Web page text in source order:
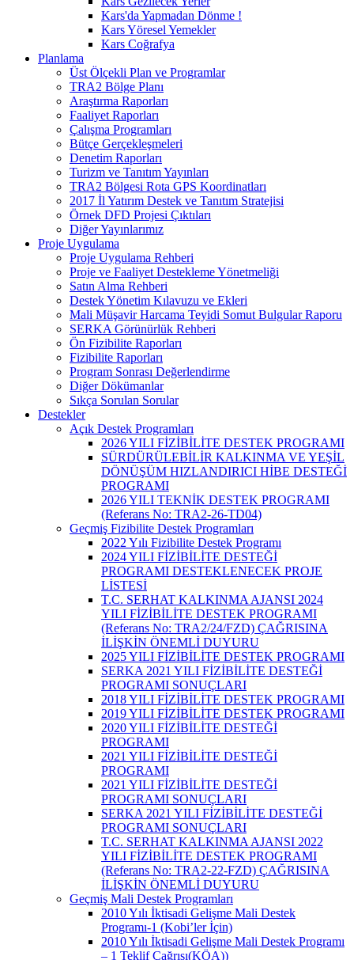
Kars'da Yapmadan Dönme !
Kars Yöresel Yemekler
Kars Coğrafya
Planlama
Üst Ölçekli Plan ve Programlar
TRA2 Bölge Planı
Araştırma Raporları
Faaliyet Raporları
Çalışma Programları
Bütçe Gerçekleşmeleri
Denetim Raporları
Turizm ve Tanıtım Yayınları
TRA2 Bölgesi Rota GPS Koordinatları
2017 İl Yatırım Destek ve Tanıtım Stratejisi
Örnek DFD Projesi Çıktıları
Diğer Yayınlarımız
Proje Uygulama
Proje Uygulama Rehberi
Proje ve Faaliyet Destekleme Yönetmeliği
Satın Alma Rehberi
Destek Yönetim Kılavuzu ve Ekleri
Mali Müşavir Harcama Teyidi Somut Bulgular Raporu
SERKA Görünürlük Rehberi
Ön Fizibilite Raporları
Fizibilite Raporları
Program Sonrası Değerlendirme
Diğer Dökümanlar
Sıkça Sorulan Sorular
Destekler
Açık Destek Programları
2026 YILI FİZİBİLİTE DESTEK PROGRAMI
SÜRDÜRÜLEBİLİR KALKINMA VE YEŞİL
DÖNÜŞÜM HIZLANDIRICI HİBE DESTEĞİ
PROGRAMI
2026 YILI TEKNİK DESTEK PROGRAMI
(Referans No: TRA2-26-TD04)
Geçmiş Fizibilite Destek Programları
2022 Yılı Fizibilite Destek Programı
2024 YILI FİZİBİLİTE DESTEĞİ
PROGRAMI DESTEKLENECEK PROJE
LİSTESİ
T.C. SERHAT KALKINMA AJANSI 2024
YILI FİZİBİLİTE DESTEK PROGRAMI
(Referans No: TRA2/24/FZD) ÇAĞRISINA
İLİŞKİN ÖNEMLİ DUYURU
2025 YILI FİZİBİLİTE DESTEK PROGRAMI
SERKA 2021 YILI FİZİBİLİTE DESTEĞİ
PROGRAMI SONUÇLARI
2018 YILI FİZİBİLİTE DESTEK PROGRAMI
2019 YILI FİZİBİLİTE DESTEK PROGRAMI
2020 YILI FİZİBİLİTE DESTEĞİ
PROGRAMI
2021 YILI FİZİBİLİTE DESTEĞİ
PROGRAMI
2021 YILI FİZİBİLİTE DESTEĞİ
PROGRAMI SONUÇLARI
SERKA 2021 YILI FİZİBİLİTE DESTEĞİ
PROGRAMI SONUÇLARI
T.C. SERHAT KALKINMA AJANSI 2022
YILI FİZİBİLİTE DESTEK PROGRAMI
(Referans No: TRA2-22-FZD) ÇAĞRISINA
İLİŞKİN ÖNEMLİ DUYURU
Geçmiş Mali Destek Programları
2010 Yılı İktisadi Gelişme Mali Destek
Programı-1 (Kobi’ler İçin)
2010 Yılı İktisadi Gelişme Mali Destek Programı
– 1 Teklif Çağrısı(KÖA))